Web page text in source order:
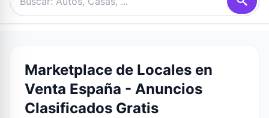
Marketplace de Locales en
Venta España - Anuncios
Clasificados Gratis